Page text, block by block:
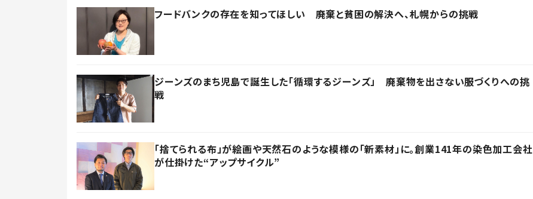
フードバンクの存在を知ってほしい 廃棄と貧困の解決へ、札幌からの挑戦
ジーンズのまち児島で誕生した「循環するジーンズ」 廃棄物を出さない服づくりへの挑
戦
「捨てられる布」が絵画や天然石のような模様の「新素材」に。創業141年の染色加工会社
が仕掛けた“アップサイクル”